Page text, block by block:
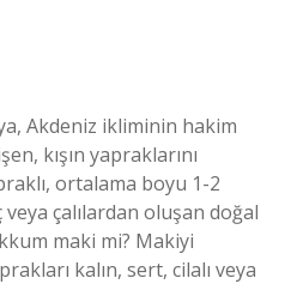
Akdeniz ikliminin hakim
kışın yapraklarını
ortalama boyu 1-2
çalılardan oluşan doğal
maki mi? Makiyi
kalın, sert, cilalı veya